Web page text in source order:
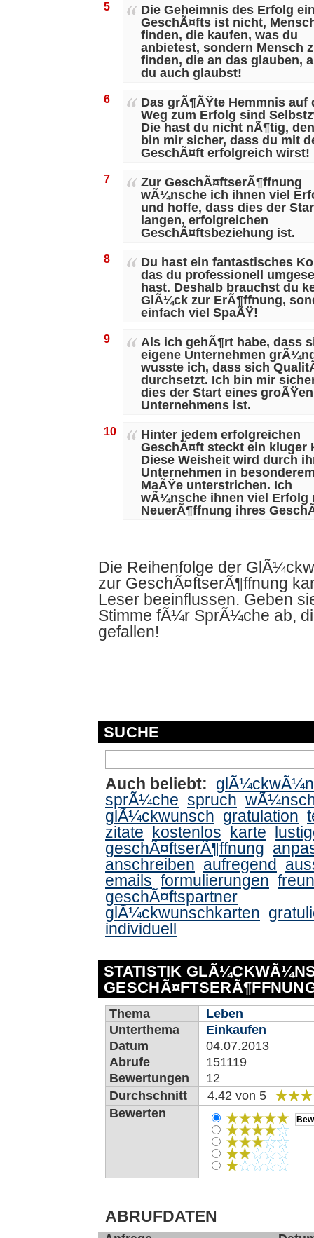
5
Die Geheimnis des Erfolg
GeschÃ¤fts ist nicht,
finden, die kaufen, was du
anbietest, sondern Mensch
finden, die an das glauben,
du auch glaubst!
6
Das grÃ¶ÃŸte Hemmnis auf
Weg zum Erfolg sind
Die hast du nicht nÃ¶tig,
bin mir sicher, dass du mit
GeschÃ¤ft erfolgreich wirst!
7
Zur GeschÃ¤ftserÃ¶ffnung
wÃ¼nsche ich ihnen viel
und hoffe, dass dies der
langen, erfolgreichen
GeschÃ¤ftsbeziehung ist.
8
Du hast ein fantastisches
das du professionell
hast. Deshalb brauchst du
GlÃ¼ck zur ErÃ¶ffnung,
einfach viel SpaÃŸ!
9
Als ich gehÃ¶rt habe, dass
eigene Unternehmen
wusste ich, dass sich
durchsetzt. Ich bin mir
dies der Start eines groÃŸen
Unternehmens ist.
10
Hinter jedem erfolgreichen
GeschÃ¤ft steckt ein kluger
Diese Weisheit wird durch
Unternehmen in
MaÃŸe unterstrichen. Ich
wÃ¼nsche ihnen viel Erfolg
NeuerÃ¶ffnung ihres
Die Reihenfolge der
zur GeschÃ¤ftserÃ¶ffnung
Leser beeinflussen. Geben
Stimme fÃ¼r SprÃ¼che ab,
gefallen!
SUCHE
Auch beliebt:
sprÃ¼che spruch
glÃ¼ckwunsch gratulation
zitate kostenlos karte
geschÃ¤ftserÃ¶ffnung
anschreiben aufregend
emails formulierungen
geschÃ¤ftspartner
glÃ¼ckwunschkarten
individuell
STATISTIK
Thema
Leben
Unterthema
Einkaufen
Datum
04.07.2013
Abrufe
151119
Bewertungen
12
Durchschnitt
4.42 von 5
Bewerten
ABRUFDATEN